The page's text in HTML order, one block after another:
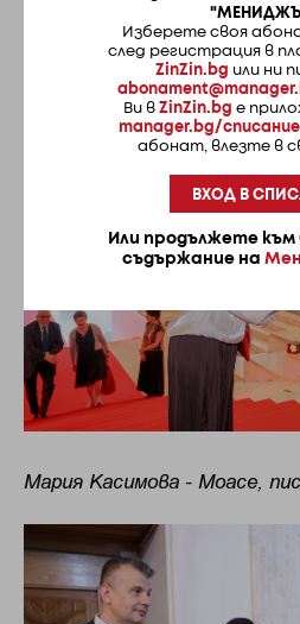
Изберете своя
след регистрация в
ZinZin.bg или ни
Ви в ZinZin.bg е
manager.bg/списание
абонат, влезте в
ВХОД В
Или продължете
съдържание на
Дара Карагьозова, талант
Мария Касимова - Моасе,